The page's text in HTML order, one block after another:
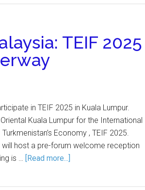
TEIF 2025
in TEIF 2025 in Kuala Lumpur.
Kuala Lumpur for the International
Economy , TEIF 2025.
host a pre-forum welcome reception
is … [Read more...]